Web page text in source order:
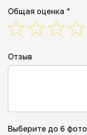
Общая оценка *
Отзыв
Выберите до 6 фото